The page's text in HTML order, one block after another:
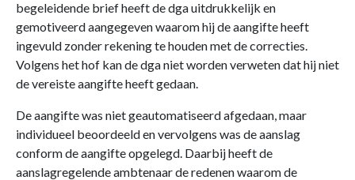
begeleidende brief heeft de dga uitdrukkelijk en
gemotiveerd aangegeven waarom hij de aangifte heeft
ingevuld zonder rekening te houden met de correcties.
Volgens het hof kan de dga niet worden verweten dat hij niet
de vereiste aangifte heeft gedaan.
De aangifte was niet geautomatiseerd afgedaan, maar
individueel beoordeeld en vervolgens was de aanslag
conform de aangifte opgelegd. Daarbij heeft de
aanslagregelende ambtenaar de redenen waarom de